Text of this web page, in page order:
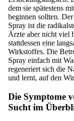
dem sie spätestens
beginnen sollten.
Spray ist die
Ärzte aber nicht viel
stattdessen eine
Wirkstoffes. Die
Spray einfach mit
regeneriert sich die
und lernt, auf den
Die Symptome
Sucht im